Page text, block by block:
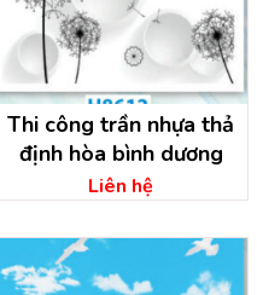
Thi công trần nhựa thả
định hòa bình dương
Liên hệ